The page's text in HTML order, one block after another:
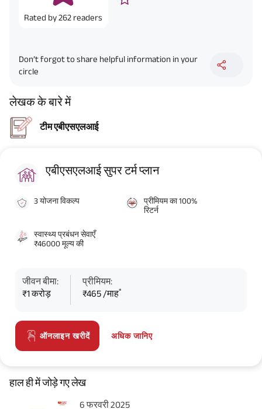
Rated by262 readers
Don’t forgot to share helpful information in your
circle
लेखक के बारे में
टीम एबीएसएलआई
एबीएसएलआई सुपर टर्म प्लान
3 योजना विकल्प
प्रीमियम का 100%
रिटर्न
स्वास्थ्य प्रबंधन सेवाएँ
₹46000 मूल्य की
जीवन बीमा:
₹1 करोड़
प्रीमियम:
₹465 /माह*
ऑनलाइन खरीदें अधिक जानिए
हाल ही में जोड़े गए लेख
6 फरवरी 2025